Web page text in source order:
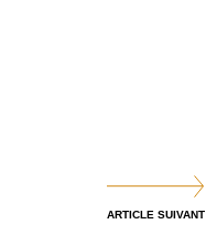
ARTICLE SUIVANT